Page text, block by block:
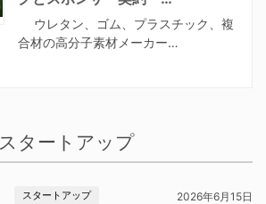
ウレタン、ゴム、プラスチック、複
合材の高分子素材メーカー…
スタートアップ
スタートアップ 2026年6月15日